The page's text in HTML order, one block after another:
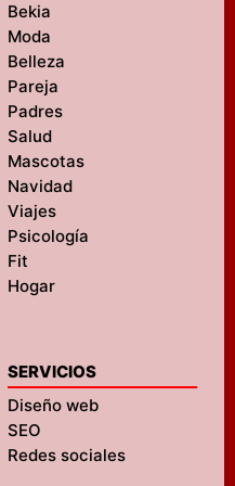
Bekia
Moda
Belleza
Pareja
Padres
Salud
Mascotas
Navidad
Viajes
Psicología
Fit
Hogar
SERVICIOS
Diseño web
SEO
Redes sociales